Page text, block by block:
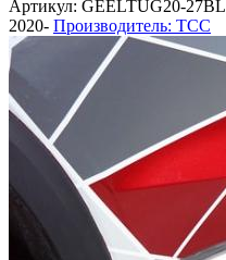
Артикул: GEELTUG20-27BL
2020- Производитель: ТСС